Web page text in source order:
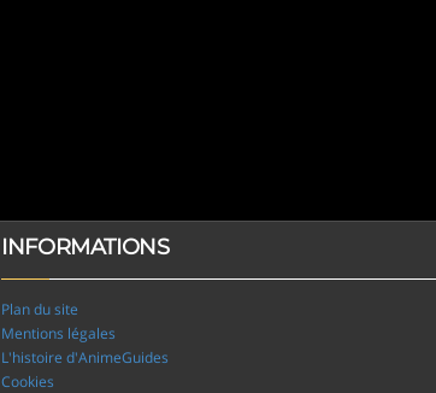
INFORMATIONS
Plan du site
Mentions légales
L'histoire d'AnimeGuides
Cookies